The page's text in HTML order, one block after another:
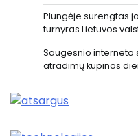
Plungėje surengtas
turnyras Lietuvos
Saugesnio interneto
atradimų kupinos